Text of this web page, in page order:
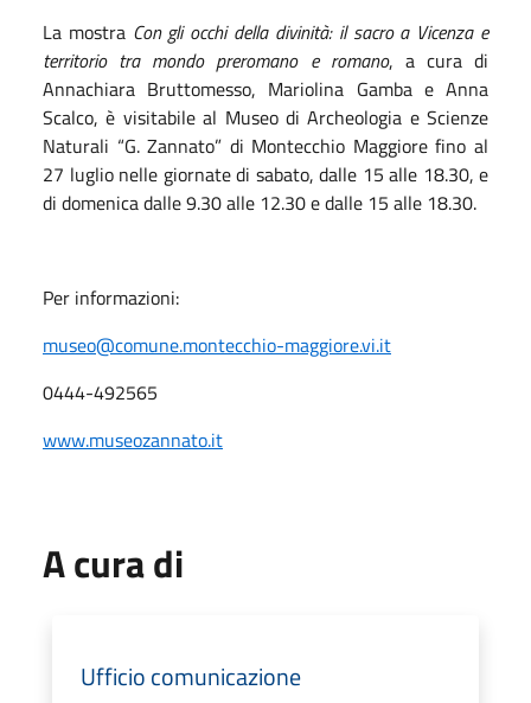
La mostra Con gli occhi della divinità: il sacro a Vicenza e
territorio tra mondo preromano e romano, a cura di
Annachiara Bruttomesso, Mariolina Gamba e Anna
Scalco, è visitabile al Museo di Archeologia e Scienze
Naturali “G. Zannato” di Montecchio Maggiore fino al
27 luglio nelle giornate di sabato, dalle 15 alle 18.30, e
di domenica dalle 9.30 alle 12.30 e dalle 15 alle 18.30.
Per informazioni:
museo@comune.montecchio-maggiore.vi.it
0444-492565
www.museozannato.it
A cura di
Ufficio comunicazione